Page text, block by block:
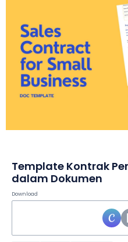
Template Kontrak
dalam Dokumen
Download